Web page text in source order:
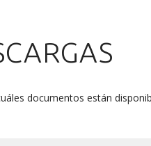
documentos están